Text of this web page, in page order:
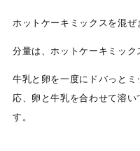
ホットケーキミックスを混ぜ
分量は、ホットケーキミック
牛乳と卵を一度にドバっと
応、卵と牛乳を合わせて溶
す。